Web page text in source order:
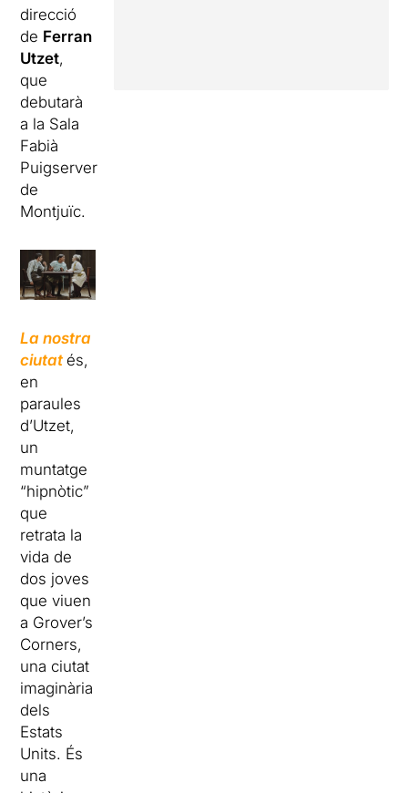
direcció
de Ferran
Utzet,
que
debutarà
a la Sala
Fabià
Puigserver
de
Montjuïc.
La nostra
ciutatés,
en
paraules
d’Utzet,
un
muntatge
“hipnòtic”
que
retrata la
vida de
dos joves
que viuen
a Grover’s
Corners,
una ciutat
imaginària
dels
Estats
Units. És
una